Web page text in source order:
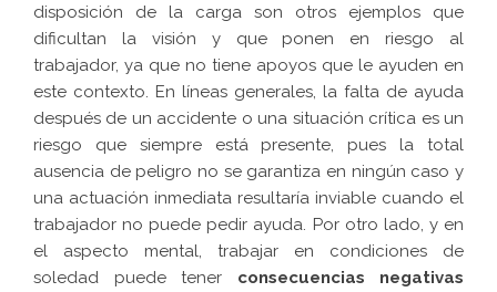
disposición de la carga son otros ejemplos que
dificultan la visión y que ponen en riesgo al
trabajador, ya que no tiene apoyos que le ayuden en
este contexto. En líneas generales, la falta de ayuda
después de un accidente o una situación crítica es un
riesgo que siempre está presente, pues la total
ausencia de peligro no se garantiza en ningún caso y
una actuación inmediata resultaría inviable cuando el
trabajador no puede pedir ayuda. Por otro lado, y en
el aspecto mental, trabajar en condiciones de
soledad puede tener consecuencias negativas